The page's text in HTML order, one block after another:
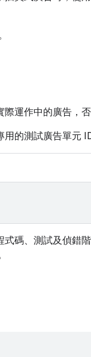
運作中的廣告，
的測試廣告單元
碼、測試及偵錯